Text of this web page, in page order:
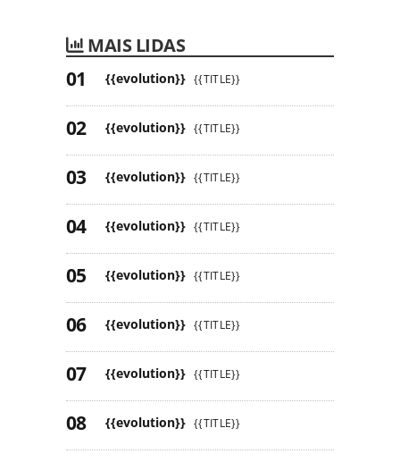
MAIS LIDAS
{{evolution}} {{TITLE}}
{{evolution}} {{TITLE}}
{{evolution}} {{TITLE}}
{{evolution}} {{TITLE}}
{{evolution}} {{TITLE}}
{{evolution}} {{TITLE}}
{{evolution}} {{TITLE}}
{{evolution}} {{TITLE}}